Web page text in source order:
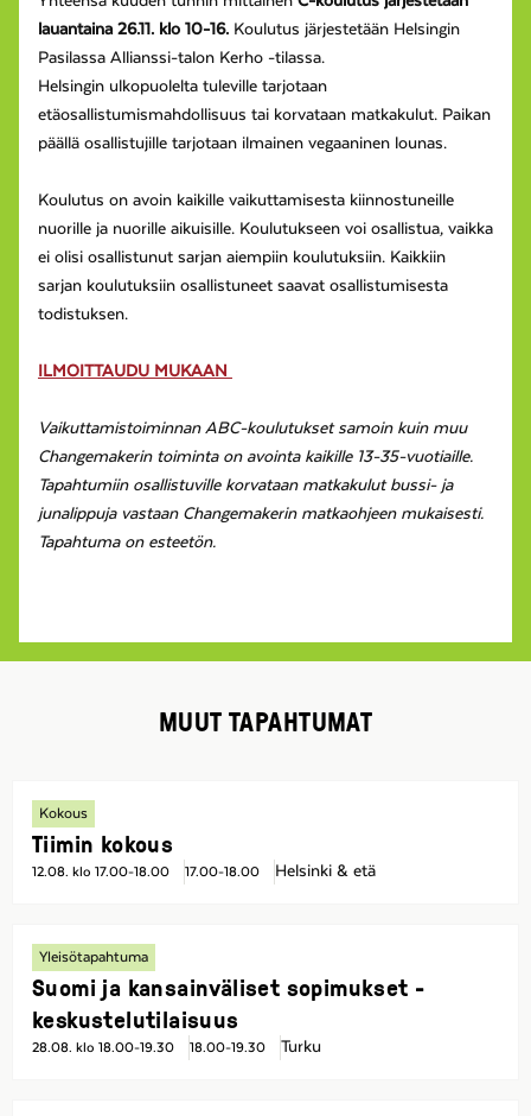
lauantaina 26.11. klo 10-16. Koulutus järjestetään Helsingin
Pasilassa Allianssi-talon Kerho -tilassa.
Helsingin ulkopuolelta tuleville tarjotaan
etäosallistumismahdollisuus tai korvataan matkakulut. Paikan
päällä osallistujille tarjotaan ilmainen vegaaninen lounas.
Koulutus on avoin kaikille vaikuttamisesta kiinnostuneille
nuorille ja nuorille aikuisille. Koulutukseen voi osallistua, vaikka
ei olisi osallistunut sarjan aiempiin koulutuksiin. Kaikkiin
sarjan koulutuksiin osallistuneet saavat osallistumisesta
todistuksen.
ILMOITTAUDU MUKAAN
Vaikuttamistoiminnan ABC-koulutukset samoin kuin muu
Changemakerin toiminta on avointa kaikille 13-35-vuotiaille.
Tapahtumiin osallistuville korvataan matkakulut bussi- ja
junalippuja vastaan Changemakerin matkaohjeen mukaisesti.
Tapahtuma on esteetön.
MUUT TAPAHTUMAT
Kokous
Tiimin kokous
12.08. klo 17.00-18.00 17.00-18.00 Helsinki & etä
Yleisötapahtuma
Suomi ja kansainväliset sopimukset -
keskustelutilaisuus
28.08. klo 18.00-19.30 18.00-19.30 Turku